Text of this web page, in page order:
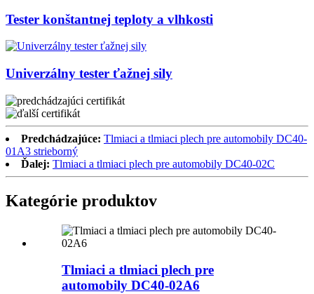
Tester konštantnej teploty a vlhkosti
Univerzálny tester ťažnej sily
Predchádzajúce: Tlmiaci a tlmiaci plech pre automobily DC40-
01A3 strieborný
Ďalej: Tlmiaci a tlmiaci plech pre automobily DC40-02C
Kategórie produktov
Tlmiaci a tlmiaci plech pre
automobily DC40-02A6